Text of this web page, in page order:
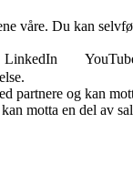
våre. Du kan
LinkedIn
partnere og kan
motta en del av